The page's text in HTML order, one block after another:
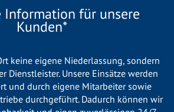
Information für unsere
Kunden*
keine eigene Niederlassung, sondern
Dienstleister. Unsere Einsätze werden
und durch eigene Mitarbeiter sowie
durchgeführt. Dadurch können wir